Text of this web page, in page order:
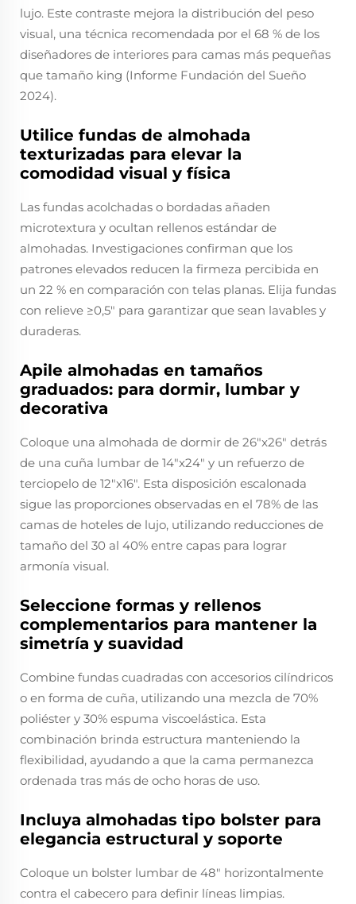
lujo. Este contraste mejora la distribución del peso
visual, una técnica recomendada por el 68 % de los
diseñadores de interiores para camas más pequeñas
que tamaño king (Informe Fundación del Sueño
2024).
Utilice fundas de almohada
texturizadas para elevar la
comodidad visual y física
Las fundas acolchadas o bordadas añaden
microtextura y ocultan rellenos estándar de
almohadas. Investigaciones confirman que los
patrones elevados reducen la firmeza percibida en
un 22 % en comparación con telas planas. Elija fundas
con relieve ≥0,5" para garantizar que sean lavables y
duraderas.
Apile almohadas en tamaños
graduados: para dormir, lumbar y
decorativa
Coloque una almohada de dormir de 26"x26" detrás
de una cuña lumbar de 14"x24" y un refuerzo de
terciopelo de 12"x16". Esta disposición escalonada
sigue las proporciones observadas en el 78% de las
camas de hoteles de lujo, utilizando reducciones de
tamaño del 30 al 40% entre capas para lograr
armonía visual.
Seleccione formas y rellenos
complementarios para mantener la
simetría y suavidad
Combine fundas cuadradas con accesorios cilíndricos
o en forma de cuña, utilizando una mezcla de 70%
poliéster y 30% espuma viscoelástica. Esta
combinación brinda estructura manteniendo la
flexibilidad, ayudando a que la cama permanezca
ordenada tras más de ocho horas de uso.
Incluya almohadas tipo bolster para
elegancia estructural y soporte
Coloque un bolster lumbar de 48" horizontalmente
contra el cabecero para definir líneas limpias.